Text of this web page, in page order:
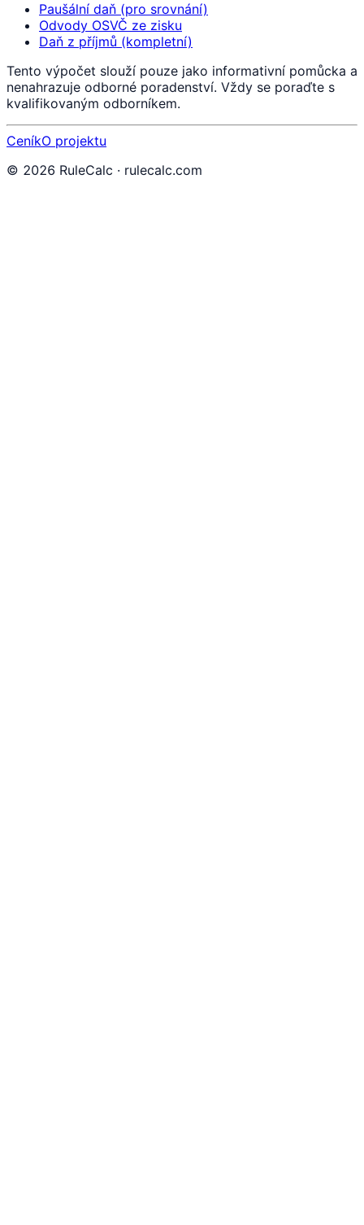
Paušální daň (pro srovnání)
Odvody OSVČ ze zisku
Daň z příjmů (kompletní)
Tento výpočet slouží pouze jako informativní pomůcka a
nenahrazuje odborné poradenství. Vždy se poraďte s
kvalifikovaným odborníkem.
CeníkO projektu
© 2026 RuleCalc · rulecalc.com